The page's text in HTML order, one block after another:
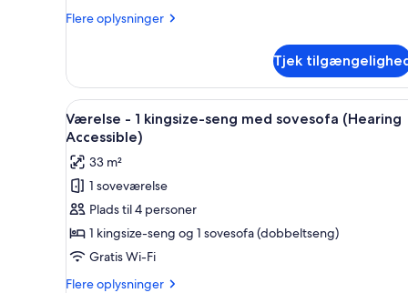
-Flere oplysninger
Flere
-
soveværelse
-
Tjek
Indlæs
alle
billeder
af
Værelse
-
1
kingsize-
seng
Et hotelværelse med en stor
3
Værelse - 1 kingsize-seng med sovesofa (Hearing
Accessible)
33 m²
1 soveværelse
Plads til 4 personer
1 kingsize-seng og 1 sovesofa (dobbeltseng)
Gratis Wi-Fi
Flere oplysninger
Flere